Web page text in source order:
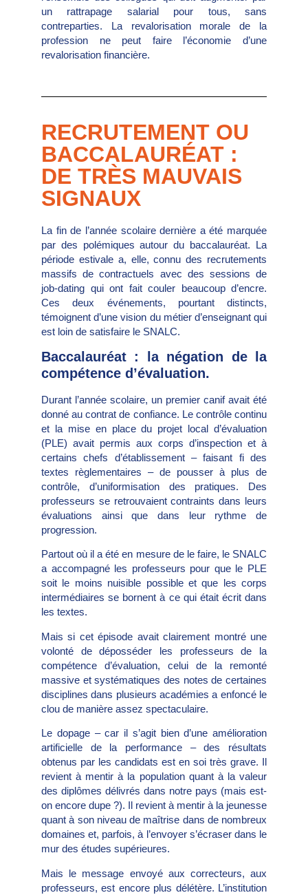
un rattrapage salarial pour tous, sans
contreparties. La revalorisation morale de la
profession ne peut faire l’économie d’une
revalorisation financière.
RECRUTEMENT OU
BACCALAURÉAT :
DE TRÈS MAUVAIS
SIGNAUX
La fin de l’année scolaire dernière a été marquée
par des polémiques autour du baccalauréat. La
période estivale a, elle, connu des recrutements
massifs de contractuels avec des sessions de
job-dating qui ont fait couler beaucoup d’encre.
Ces deux événements, pourtant distincts,
témoignent d’une vision du métier d’enseignant qui
est loin de satisfaire le SNALC.
Baccalauréat : la négation de la
compétence d’évaluation.
Durant l’année scolaire, un premier canif avait été
donné au contrat de confiance. Le contrôle continu
et la mise en place du projet local d’évaluation
(PLE) avait permis aux corps d’inspection et à
certains chefs d’établissement – faisant fi des
textes règlementaires – de pousser à plus de
contrôle, d’uniformisation des pratiques. Des
professeurs se retrouvaient contraints dans leurs
évaluations ainsi que dans leur rythme de
progression.
Partout où il a été en mesure de le faire, le SNALC
a accompagné les professeurs pour que le PLE
soit le moins nuisible possible et que les corps
intermédiaires se bornent à ce qui était écrit dans
les textes.
Mais si cet épisode avait clairement montré une
volonté de déposséder les professeurs de la
compétence d’évaluation, celui de la remonté
massive et systématiques des notes de certaines
disciplines dans plusieurs académies a enfoncé le
clou de manière assez spectaculaire.
Le dopage – car il s’agit bien d’une amélioration
artificielle de la performance – des résultats
obtenus par les candidats est en soi très grave. Il
revient à mentir à la population quant à la valeur
des diplômes délivrés dans notre pays (mais est-
on encore dupe ?). Il revient à mentir à la jeunesse
quant à son niveau de maîtrise dans de nombreux
domaines et, parfois, à l’envoyer s’écraser dans le
mur des études supérieures.
Mais le message envoyé aux correcteurs, aux
professeurs, est encore plus délétère. L’institution